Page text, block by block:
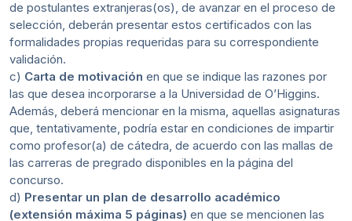
de postulantes extranjeras(os), de avanzar en el proceso de
selección, deberán presentar estos certificados con las
formalidades propias requeridas para su correspondiente
validación.
c) Carta de motivación en que se indique las razones por
las que desea incorporarse a la Universidad de O’Higgins.
Además, deberá mencionar en la misma, aquellas asignaturas
que, tentativamente, podría estar en condiciones de impartir
como profesor(a) de cátedra, de acuerdo con las mallas de
las carreras de pregrado disponibles en la página del
concurso.
d) Presentar un plan de desarrollo académico
(extensión máxima 5 páginas) en que se mencionen las